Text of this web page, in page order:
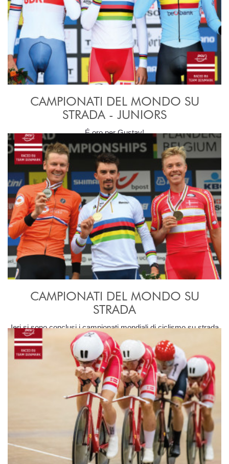
CAMPIONATI DEL MONDO SU
STRADA - JUNIORS
É oro per Gustav!
CAMPIONATI DEL MONDO SU
STRADA
Ieri si sono conclusi i campionati mondiali di ciclismo su strada
nelle leggendarie strade delle Fiandre.